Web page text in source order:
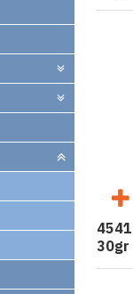
30gr